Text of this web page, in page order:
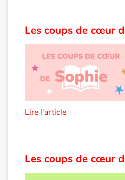
Les coups de cœur
Lire l'article
Les coups de cœur